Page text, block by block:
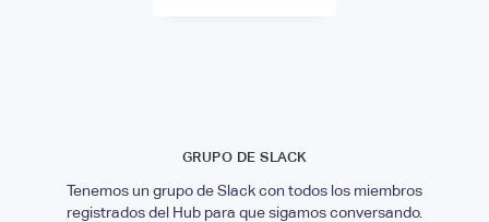
GRUPO DE SLACK
Tenemos un grupo de Slack con todos los miembros
registrados del Hub para que sigamos conversando.